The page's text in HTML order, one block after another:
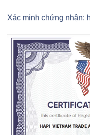
Xác minh chứng nhận: